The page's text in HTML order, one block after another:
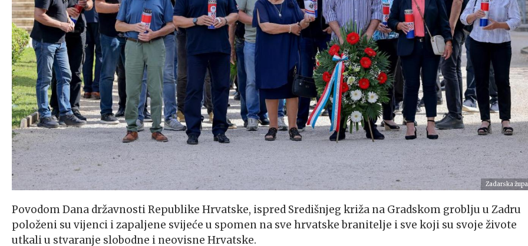
Zadarska
Povodom Dana državnosti Republike Hrvatske, ispred Središnjeg križa na Gradskom groblju u Zadru
položeni su vijenci i zapaljene svijeće u spomen na sve hrvatske branitelje i sve koji su svoje živote
utkali u stvaranje slobodne i neovisne Hrvatske.